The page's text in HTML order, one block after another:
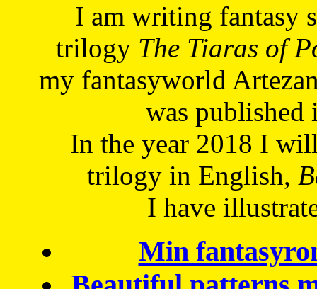
I am writing fantasy
trilogy The Tiaras of
my fantasyworld
was published
In the year 2018 I
trilogy in English,
I have
Min